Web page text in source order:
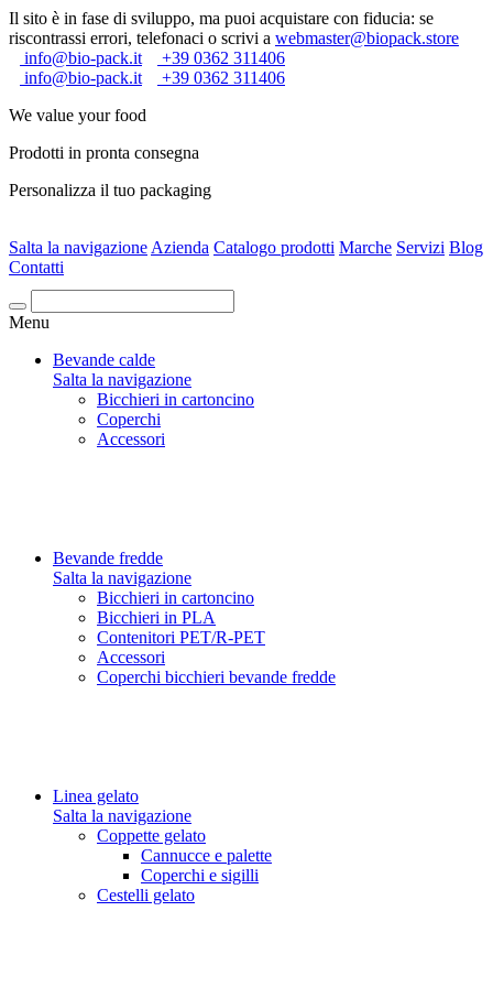
Il sito è in fase di sviluppo, ma puoi acquistare con fiducia: se
riscontrassi errori, telefonaci o scrivi a webmaster@biopack.store
info@bio-pack.it
+39 0362 311406
info@bio-pack.it
+39 0362 311406
We value your food
Prodotti in pronta consegna
Personalizza il tuo packaging
Salta la navigazione Azienda Catalogo prodotti Marche Servizi Blog
Contatti
Cerca
Menu
Bevande calde
Salta la navigazione
Bicchieri in cartoncino
Coperchi
Accessori
Bevande fredde
Salta la navigazione
Bicchieri in cartoncino
Bicchieri in PLA
Contenitori PET/R-PET
Accessori
Coperchi bicchieri bevande fredde
Linea gelato
Salta la navigazione
Coppette gelato
Cannucce e palette
Coperchi e sigilli
Cestelli gelato